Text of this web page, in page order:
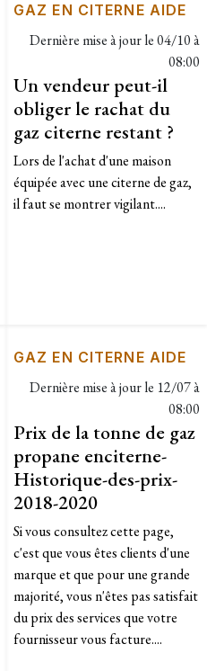
GAZ EN CITERNE AIDE
Dernière mise à jour le04/10 à
08:00
Un vendeur peut-il
obliger le rachat du
gaz citerne restant ?
Lors de l'achat d'une maison
équipée avec une citerne de gaz,
il faut se montrer vigilant....
GAZ EN CITERNE AIDE
Dernière mise à jour le 12/07 à
08:00
Prix de la tonne de gaz
propane enciterne-
Historique-des-prix-
2018-2020
​Si vous consultez cette page,
c'est que vous êtes clients d'une
marque et que pour une grande
majorité, vous n'êtes pas satisfait
du prix des services que votre
fournisseur vous facture....